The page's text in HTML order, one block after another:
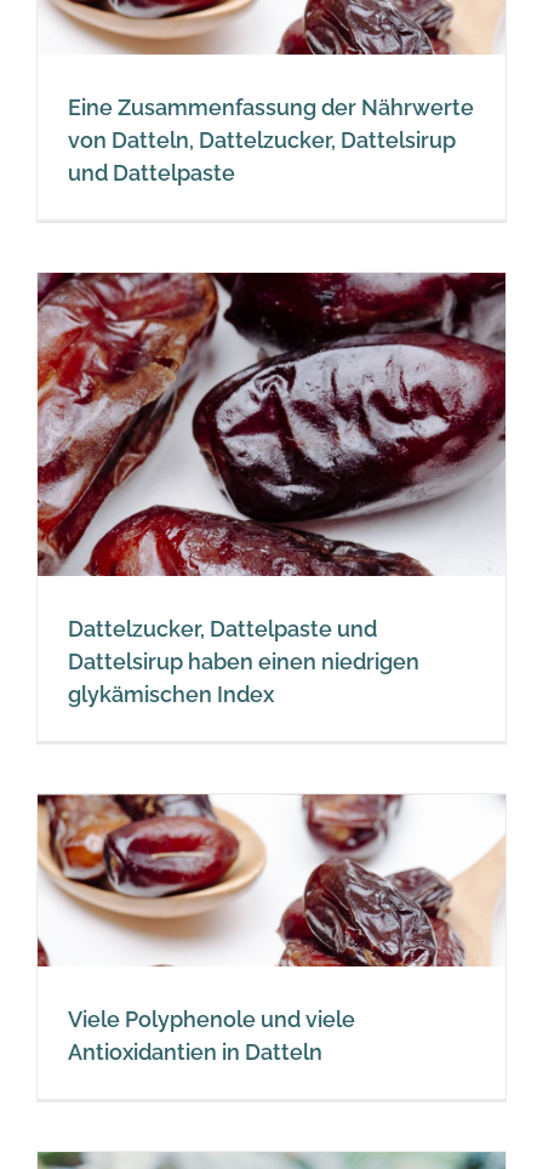
Eine Zusammenfassung der Nährwerte
von Datteln, Dattelzucker, Dattelsirup
und Dattelpaste
Dattelzucker, Dattelpaste und
Dattelsirup haben einen niedrigen
glykämischen Index
Viele Polyphenole und viele
Antioxidantien in Datteln